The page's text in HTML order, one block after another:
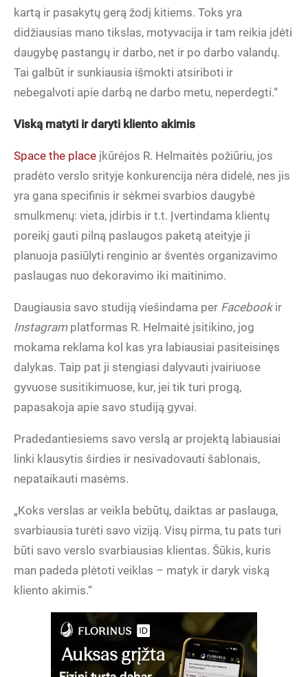
kartą ir pasakytų gerą žodį kitiems. Toks yra
didžiausias mano tikslas, motyvacija ir tam reikia įdėti
daugybę pastangų ir darbo, net ir po darbo valandų.
Tai galbūt ir sunkiausia išmokti atsiriboti ir
nebegalvoti apie darbą ne darbo metu, neperdegti.“
Viską matyti ir daryti kliento akimis
Space the place įkūrėjos R. Helmaitės požiūriu, jos
pradėto verslo srityje konkurencija nėra didelė, nes jis
yra gana specifinis ir sėkmei svarbios daugybė
smulkmenų: vieta, įdirbis ir t.t. Įvertindama klientų
poreikį gauti pilną paslaugos paketą ateityje ji
planuoja pasiūlyti renginio ar šventės organizavimo
paslaugas nuo dekoravimo iki maitinimo.
Daugiausia savo studiją viešindama per Facebookir
Instagramplatformas R. Helmaitė įsitikino, jog
mokama reklama kol kas yra labiausiai pasiteisinęs
dalykas. Taip pat ji stengiasi dalyvauti įvairiuose
gyvuose susitikimuose, kur, jei tik turi progą,
papasakoja apie savo studiją gyvai.
Pradedantiesiems savo verslą ar projektą labiausiai
linki klausytis širdies ir nesivadovauti šablonais,
nepataikauti masėms.
„Koks verslas ar veikla bebūtų, daiktas ar paslauga,
svarbiausia turėti savo viziją. Visų pirma, tu pats turi
būti savo verslo svarbiausias klientas. Šūkis, kuris
man padeda plėtoti veiklas – matyk ir daryk viską
kliento akimis.“